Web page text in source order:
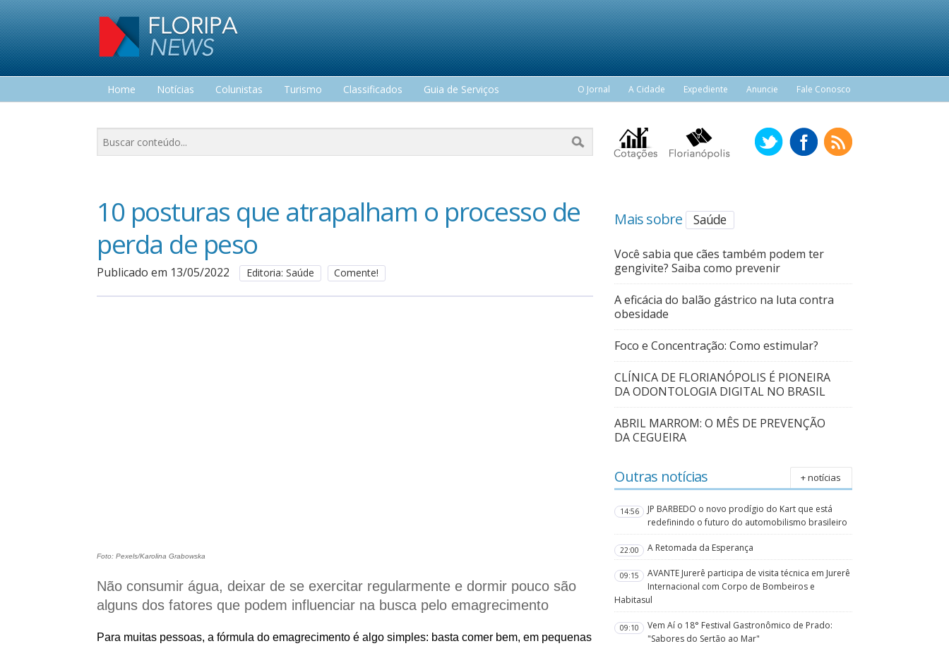
Home Notícias Colunistas Turismo Classificados
Guia de Serviços
O Jornal A Cidade Expediente Anuncie Fale Conosco
10 posturas que atrapalham o processo de
perda de peso
Publicado em 13/05/2022 Editoria: Saúde Comente!
Foto: Pexels/Karolina Grabowska
Não consumir água, deixar de se exercitar regularmente e dormir pouco são
alguns dos fatores que podem influenciar na busca pelo emagrecimento
Para muitas pessoas, a fórmula do emagrecimento é algo simples: basta comer bem, em pequenas
Mais sobre Saúde
Você sabia que cães também podem ter
gengivite? Saiba como prevenir
A eficácia do balão gástrico na luta contra
obesidade
Foco e Concentração: Como estimular?
CLÍNICA DE FLORIANÓPOLIS É PIONEIRA
DA ODONTOLOGIA DIGITAL NO BRASIL
ABRIL MARROM: O MÊS DE PREVENÇÃO
DA CEGUEIRA
Outras notícias + notícias
14:56
JP BARBEDO o novo prodígio do Kart que está
redefinindo o futuro do automobilismo brasileiro
22:00 A Retomada da Esperança
09:15
AVANTE Jurerê participa de visita técnica em Jurerê
Internacional com Corpo de Bombeiros e
Habitasul
09:10
Vem Aí o 18° Festival Gastronômico de Prado:
"Sabores do Sertão ao Mar"